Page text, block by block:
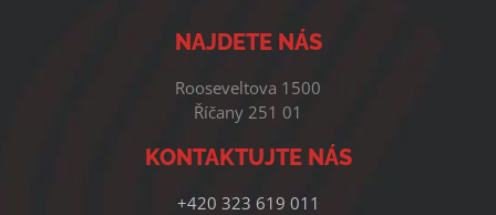
NAJDETE NÁS
Rooseveltova 1500
Říčany 251 01
KONTAKTUJTE NÁS
+420 323 619 011